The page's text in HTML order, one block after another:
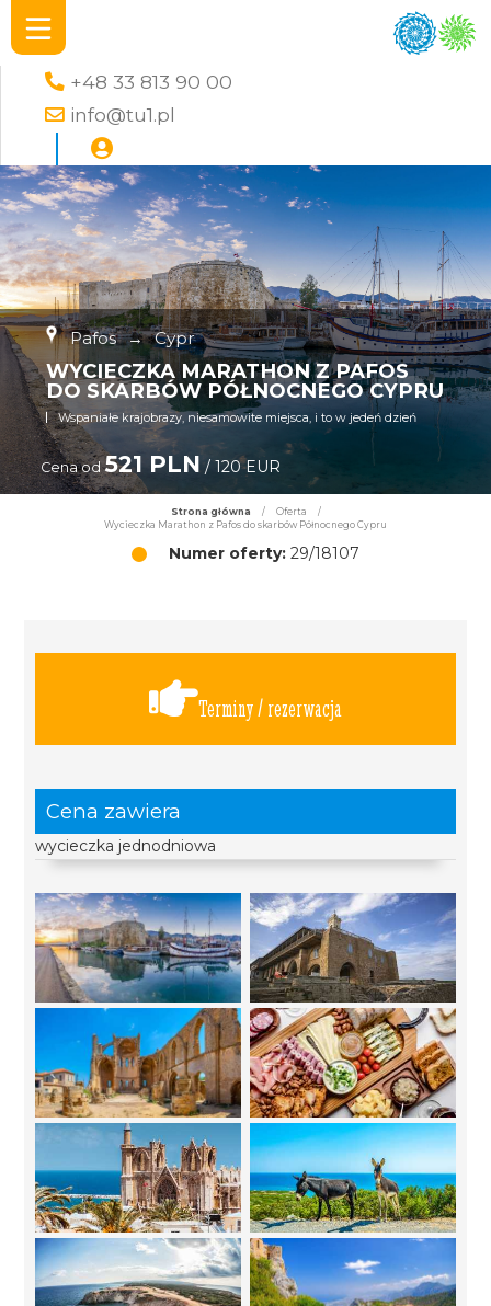
+48 33 813 90 00
info@tu1.pl
Pafos → Cypr
WYCIECZKA MARATHON Z PAFOS
DO SKARBÓW PÓŁNOCNEGO CYPRU
Wspaniałe krajobrazy, niesamowite miejsca, i to w jedeń dzień
Cena od 521 PLN/ 120 EUR
Strona główna / Oferta
/
Wycieczka Marathon z Pafos do skarbów Północnego Cypru
Numer oferty: 29/18107
Terminy / rezerwacja
Cena zawiera
wycieczka jednodniowa